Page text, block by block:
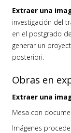
Extraer una
investigación del
en el postgrado
generar un
posteriori.
Obras en
Extraer una
Mesa con
Imágenes